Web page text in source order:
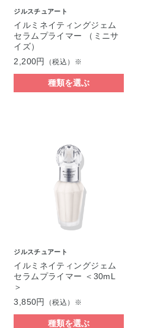
ジルスチュアート
イルミネイティングジェム
セラムプライマー （ミニサ
イズ）
2,200円
（税込）※
種類を選ぶ
ジルスチュアート
イルミネイティングジェム
セラムプライマー ＜30mL
＞
3,850円
（税込）※
種類を選ぶ